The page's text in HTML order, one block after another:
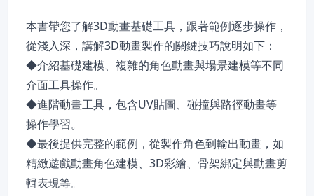
本書帶您了解3D動畫基礎工具，跟著範例逐步操作，
從淺入深，講解3D動畫製作的關鍵技巧說明如下：
◆介紹基礎建模、複雜的角色動畫與場景建模等不同
介面工具操作。
◆進階動畫工具，包含UV貼圖、碰撞與路徑動畫等
操作學習。
◆最後提供完整的範例，從製作角色到輸出動畫，如
精緻遊戲動畫角色建模、3D彩繪、骨架綁定與動畫剪
輯表現等。